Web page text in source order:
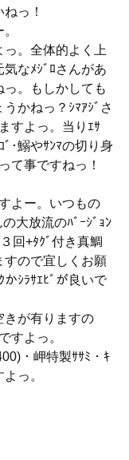
っ！
っ。全体的よく上
なﾒｼﾞﾛさんがあ
っ。もしかしても
かねっ？ｼﾏｱｼﾞさ
すよっ。当りｴｻ
ﾞ･鰯やｻﾝﾏの切り身
て事ですねっ！
よー。いつもの
大放流のﾊﾞｰｼﾞｮﾝ
回+ﾀｸﾞ付き真鯛
すので宜しくお願
ｼﾗｻｴﾋﾞが良いで
きが有りますの
すよっ。
・岬特製ｻｻﾐ・ｷ
っ。